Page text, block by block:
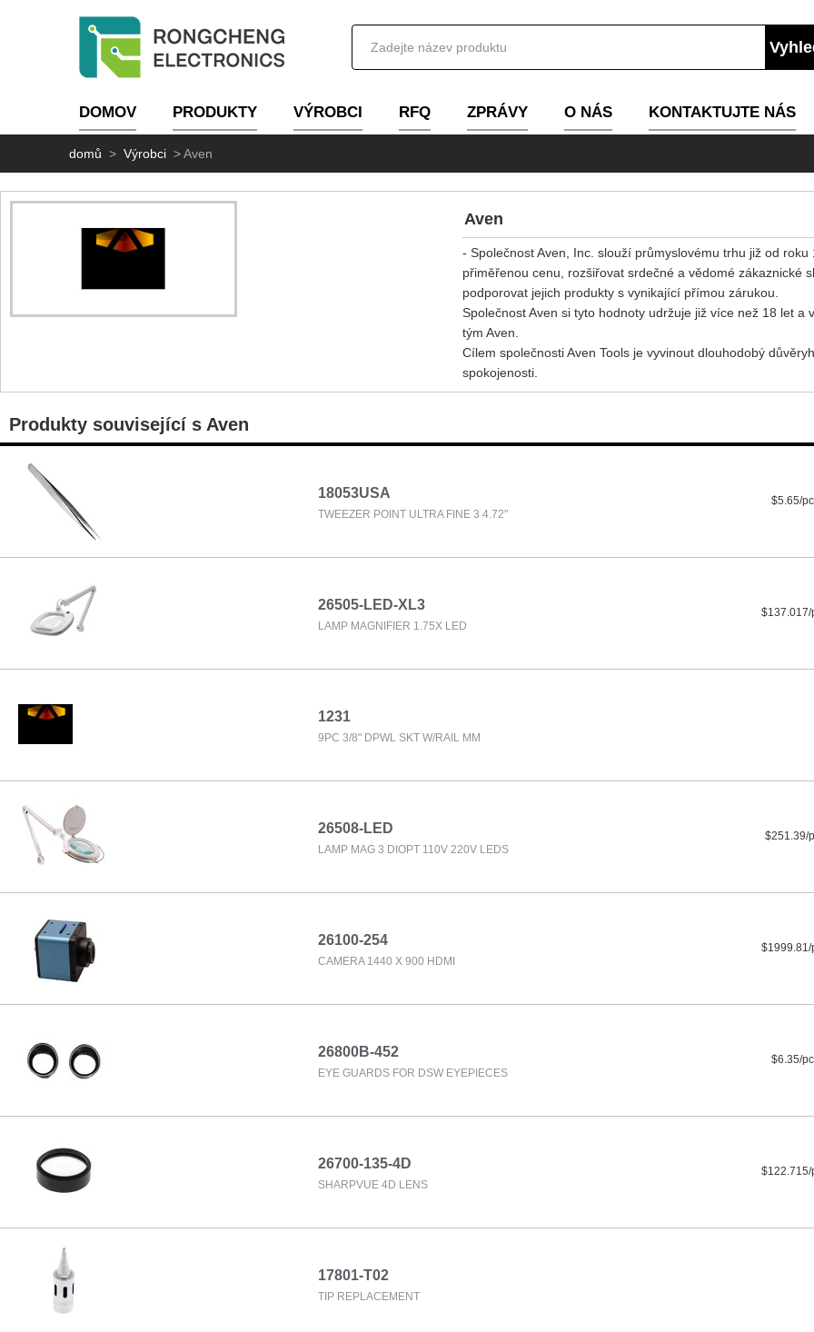
DOMOV PRODUKTY VÝROBCI RFQ ZPRÁVY O NÁS KONTAKTUJTE NÁS
domů > Výrobci >Aven
Aven
- Společnost Aven, Inc. slouží průmyslovému trhu již od
přiměřenou cenu, rozšiřovat srdečné a vědomé zákaznické
podporovat jejich produkty s vynikající přímou zárukou.
Společnost Aven si tyto hodnoty udržuje již více než 18 let
tým Aven.
Cílem společnosti Aven Tools je vyvinout dlouhodobý
spokojenosti.
Produkty související s Aven
18053USA
TWEEZER POINT ULTRA FINE 3 4.72"
$5.65/
26505-LED-XL3
LAMP MAGNIFIER 1.75X LED
$137.017/
1231
9PC 3/8" DPWL SKT W/RAIL MM
26508-LED
LAMP MAG 3 DIOPT 110V 220V LEDS
$251.39/
26100-254
CAMERA 1440 X 900 HDMI
$1999.81/
26800B-452
EYE GUARDS FOR DSW EYEPIECES
$6.35/
26700-135-4D
SHARPVUE 4D LENS
$122.715/
17801-T02
TIP REPLACEMENT